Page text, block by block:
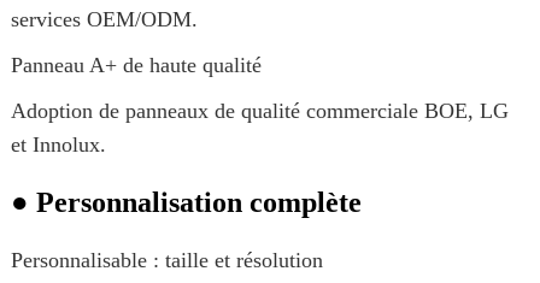
services OEM/ODM.
Panneau A+ de haute qualité
Adoption de panneaux de qualité commerciale BOE, LG
et Innolux.
● Personnalisation complète
Personnalisable : taille et résolution